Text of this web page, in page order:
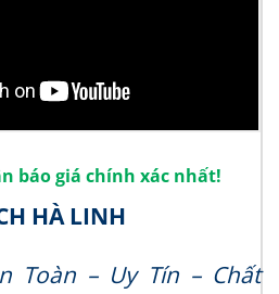
báo giá chính xác nhất!
HÀ LINH
Toàn – Uy Tín – Chất